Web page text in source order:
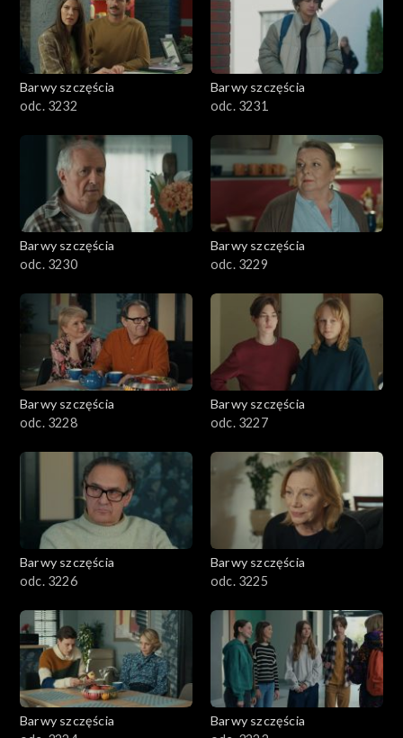
Barwy szczęścia
odc. 3232
Barwy szczęścia
odc. 3231
Barwy szczęścia
odc. 3230
Barwy szczęścia
odc. 3229
Barwy szczęścia
odc. 3228
Barwy szczęścia
odc. 3227
Barwy szczęścia
odc. 3226
Barwy szczęścia
odc. 3225
Barwy szczęścia
Barwy szczęścia